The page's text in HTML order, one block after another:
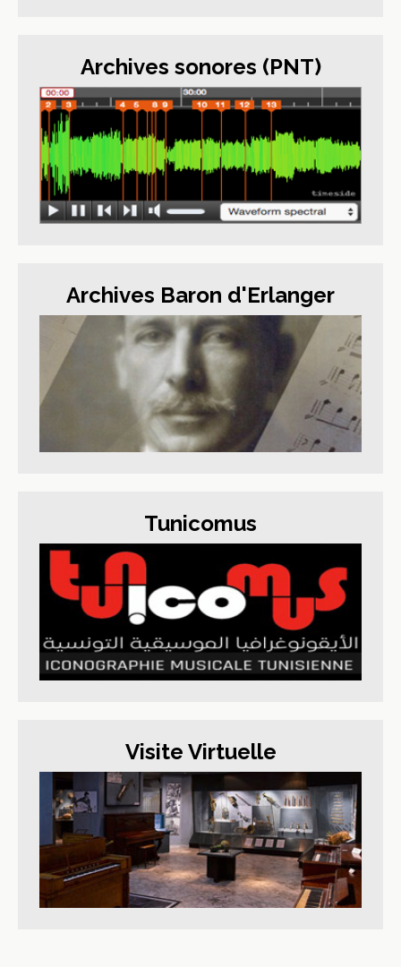
Archives sonores (PNT)
Archives Baron d'Erlanger
Tunicomus
Visite Virtuelle